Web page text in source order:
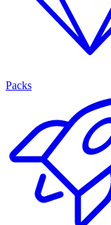
Packs